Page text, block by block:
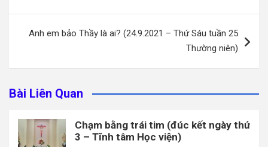
viếtAnh em bảo Thầy là ai? (24.9.2021 – Thứ Sáu tuần 25
Thường niên)
Bài Liên Quan
Chạm bằng trái tim (đúc kết ngày thứ
3 – Tĩnh tâm Học viện)